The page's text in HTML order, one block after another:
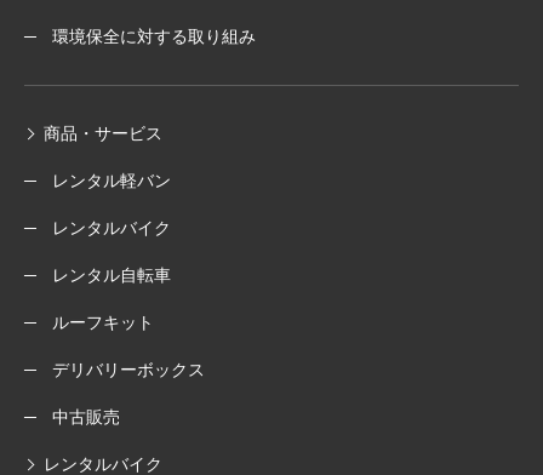
環境保全に対する取り組み
商品・サービス
レンタル軽バン
レンタルバイク
レンタル自転車
ルーフキット
デリバリーボックス
中古販売
レンタルバイク